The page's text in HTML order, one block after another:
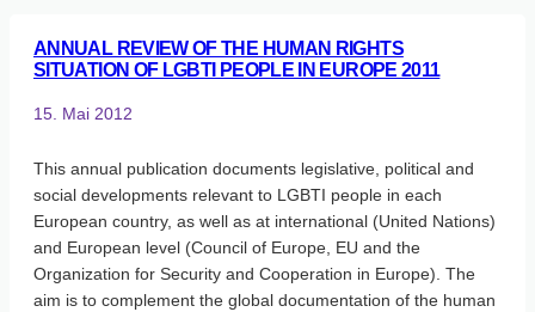
and
intersex
of
sex,
gender
ANNUAL REVIEW OF THE HUMAN RIGHTS
SITUATION OF LGBTI PEOPLE IN EUROPE 2011
15. Mai 2012
This annual publication documents legislative, political and
social developments relevant to LGBTI people in each
European country, as well as at international (United Nations)
and European level (Council of Europe, EU and the
Organization for Security and Cooperation in Europe). The
aim is to complement the global documentation of the human